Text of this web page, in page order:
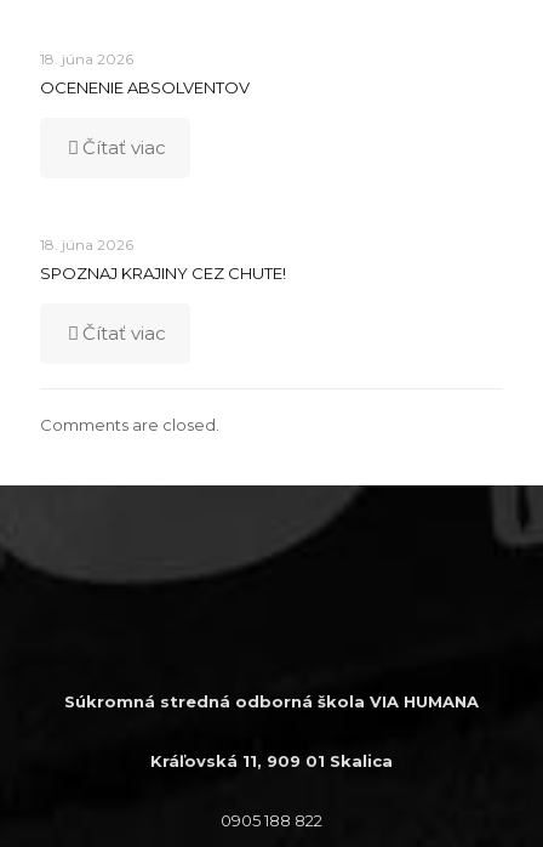
18. júna 2026
OCENENIE ABSOLVENTOV
Čítať viac
18. júna 2026
SPOZNAJ KRAJINY CEZ CHUTE!
Čítať viac
Comments are closed.
Súkromná stredná odborná škola VIA HUMANA
Kráľovská 11, 909 01 Skalica
0905 188 822